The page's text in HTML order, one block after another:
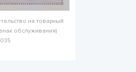
на товарный
обслуживания)